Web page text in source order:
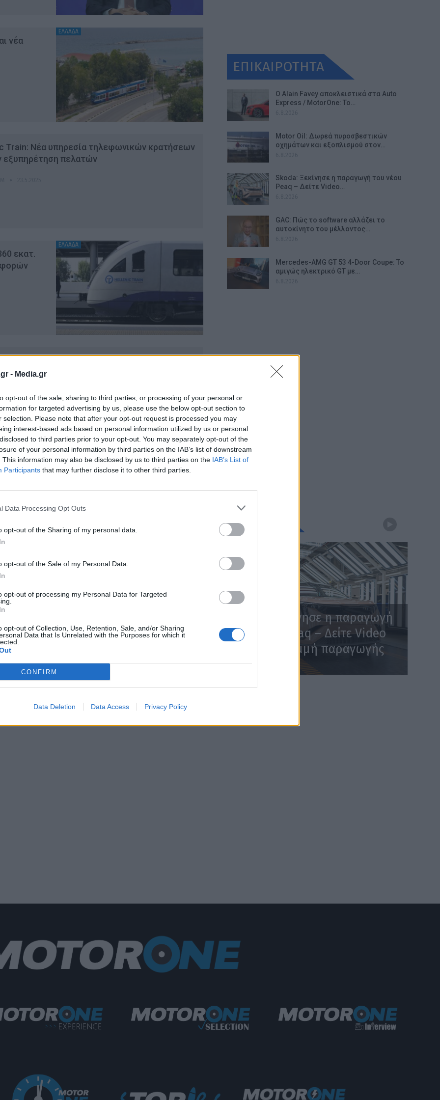
- Media.gr
opt-out of the sale, sharing to third parties, or processing of your personal or
for targeted advertising by us, please use the below opt-out section to
selection. Please note that after your opt-out request is processed you may
interest-based ads based on personal information utilized by us or personal
to third parties prior to your opt-out. You may separately opt-out of the
of your personal information by third parties on the IAB’s list of downstream
This information may also be disclosed by us to third parties on the IAB’s List of
Participants that may further disclose it to other third parties.
Data Processing Opt Outs
opt-out of the Sharing of my personal data.
opt-out of the Sale of my Personal Data.
opt-out of processing my Personal Data for Targeted
opt-out of Collection, Use, Retention, Sale, and/or Sharing
Data that Is Unrelated with the Purposes for which it
CONFIRM
Data Deletion Data Access Privacy Policy
ΕΛΛΑΔΑ
νέα
Train: Νέα υπηρεσία τηλεφωνικών κρατήσεων
εξυπηρέτηση πελατών
ΕΛΛΑΔΑ
εκατ.
τις ημέρες του Πάσχα
ΕΛΛΑΔΑ
Train: Ακυρώσεις και τροποποιήσεις
ΕΠΙΚΑΙΡΟΤΗΤΑ
Ο Alain Favey αποκλειστικά στα Auto
Express / MotorOne: Το…
Motor Oil: Δωρεά πυροσβεστικών
οχημάτων και εξοπλισμού στον…
Skoda: Ξεκίνησε η παραγωγή του νέου
Peaq – Δείτε Video…
GAC: Πώς το software αλλάζει το
αυτοκίνητο του μέλλοντος…
Mercedes-AMG GT 53 4-Door Coupe: Το
αμιγώς ηλεκτρικό GT με…
WEBTV
Skoda: Ξεκίνησε η παραγωγή
του νέου Peaq – Δείτε Video
από τη γραμμή παραγωγής
WEB TV